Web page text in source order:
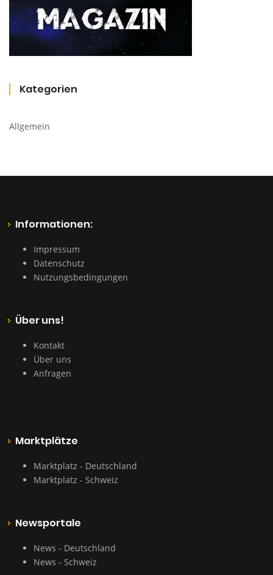
Kategorien
Allgemein
Informationen:
Impressum
Datenschutz
Nutzungsbedingungen
Über uns!
Kontakt
Über uns
Anfragen
Marktplätze
Marktplatz - Deutschland
Marktplatz - Schweiz
Newsportale
News - Deutschland
News - Schweiz